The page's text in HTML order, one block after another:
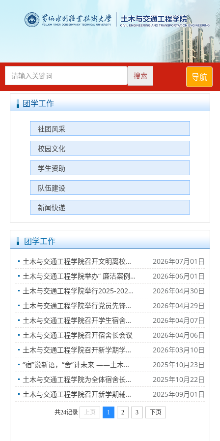
导航
搜索
团学工作
社团风采
校园文化
学生资助
队伍建设
新闻快递
团学工作
2026年07月01日
土木与交通工程学院召开文明离校和假期安全工作会议
2026年06月01日
土木与交通工程学院举办“ 廉洁案例进团校”主题宣讲活动
2026年04月30日
土木与交通工程学院举行2025-2026第二学期业余团校开班典礼
2026年04月29日
土木与交通工程学院举行党员先锋岗挂牌活动
2026年04月07日
土木与交通工程学院召开学生宿舍安全工作专题会议
2026年04月06日
土木与交通工程学院召开宿舍长会议
2026年03月10日
土木与交通工程学院召开新学期学生干部工作会议
2025年10月23日
“宿”说新语，“舍”计未来 ——土木与交通工程学院宿舍管理工作专题会议
2025年10月22日
土木与交通工程学院为全体宿舍长及学生干部开展急救技能培训
2025年09月01日
土木与交通工程学院召开新学期辅导员工作会议
共24记录 上页 1 2 3 下页